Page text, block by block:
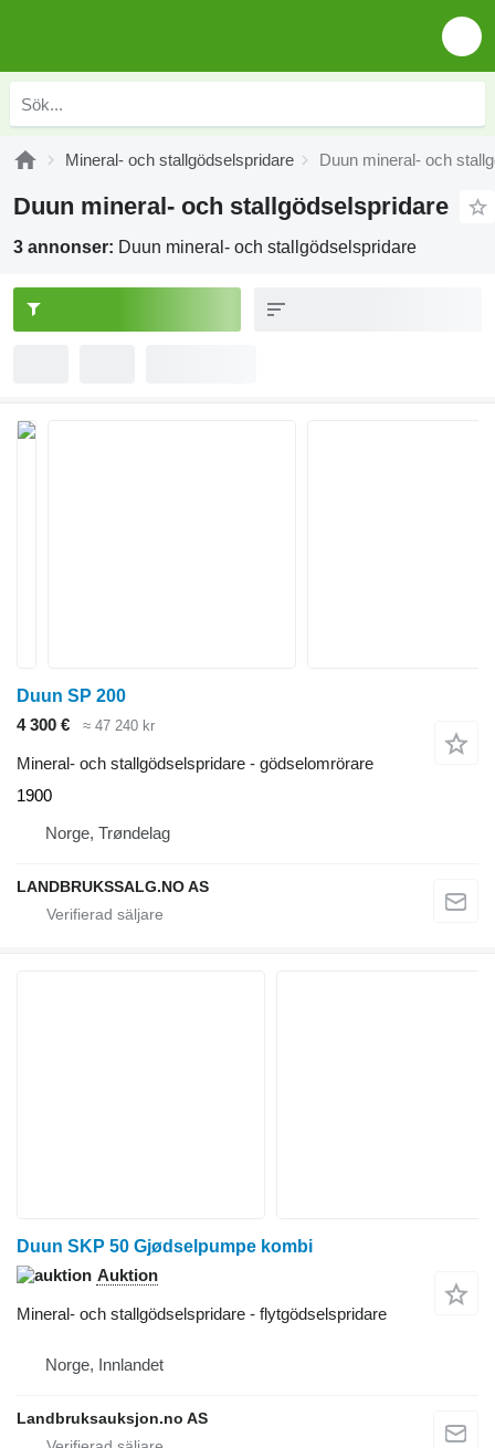
Mineral- och stallgödselspridare Duun mineral- och
Duun mineral- och stallgödselspridare
3 annonser: Duun mineral- och stallgödselspridare
Duun SP 200
4 300 €
≈ 47 240 kr
Mineral- och stallgödselspridare - gödselomrörare
1900
Norge, Trøndelag
LANDBRUKSSALG.NO AS
Duun SKP 50 Gjødselpumpe kombi
Auktion
Mineral- och stallgödselspridare - flytgödselspridare
Norge, Innlandet
Landbruksauksjon.no AS